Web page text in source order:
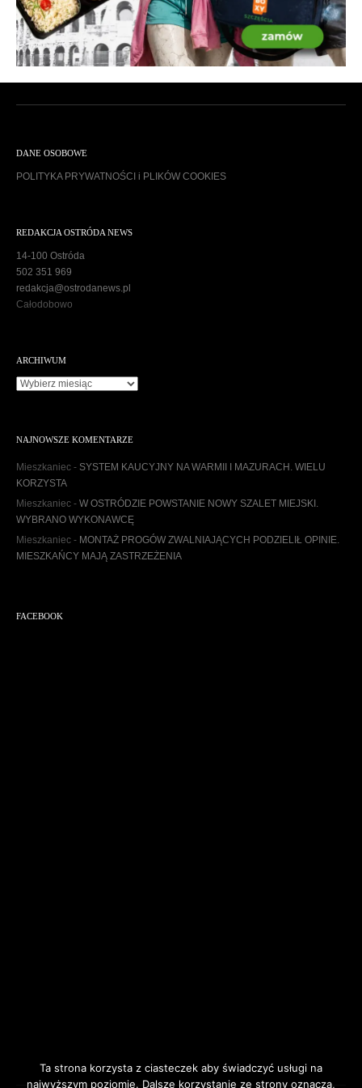
DANE OSOBOWE
POLITYKA PRYWATNOŚCI i PLIKÓW COOKIES
REDAKCJA OSTRÓDA NEWS
14-100 Ostróda
502 351 969
redakcja@ostrodanews.pl
Całodobowo
ARCHIWUM
A
w
u
NAJNOWSZE KOMENTARZE
Mieszkaniec - SYSTEM KAUCYJNY NA WARMII I MAZURACH. WIELU
KORZYSTA
Mieszkaniec - W OSTRÓDZIE POWSTANIE NOWY SZALET MIEJSKI.
WYBRANO WYKONAWCĘ
Mieszkaniec - MONTAŻ PROGÓW ZWALNIAJĄCYCH PODZIELIŁ OPINIE.
MIESZKAŃCY MAJĄ ZASTRZEŻENIA
FACEBOOK
Ta strona korzysta z ciasteczek aby świadczyć usługi na
najwyższym poziomie. Dalsze korzystanie ze strony oznacza,